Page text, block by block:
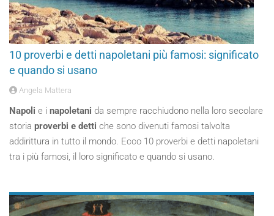
10 proverbi e detti napoletani più famosi: significato
e quando si usano
Angela Mattera
Napoli e i napoletani da sempre racchiudono nella loro secolare
storia proverbi e detti che sono divenuti famosi talvolta
addirittura in tutto il mondo. Ecco 10 proverbi e detti napoletani
tra i più famosi, il loro significato e quando si usano.